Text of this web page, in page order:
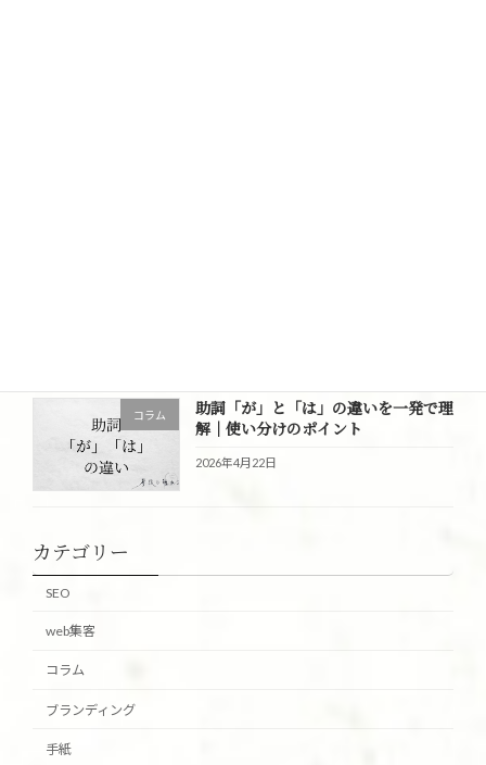
コラム
助詞「が」と「は」の違いを一発で理
解｜使い分けのポイント
2026年4月22日
カテゴリー
SEO
web集客
コラム
ブランディング
手紙